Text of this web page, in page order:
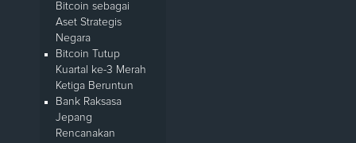
Bitcoin sebagai
Aset Strategis
Negara
Bitcoin Tutup
Kuartal ke-3 Merah
Ketiga Beruntun
Bank Raksasa
Jepang
Rencanakan